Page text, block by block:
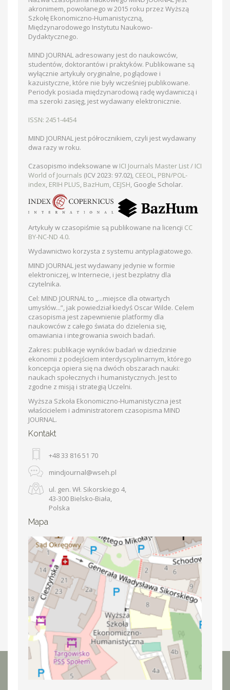
akronimem, powołanego w 2015 roku przez Wyższą
Szkołę Ekonomiczno-Humanistyczną,
Międzynarodowego Instytutu Naukowo-
Dydaktycznego.
MIND JOURNAL adresowany jest do naukowców,
studentów, doktorantów i praktyków. Publikowane są
wyłącznie artykuły oryginalne, poglądowe i
kazuistyczne, które nie były wcześniej publikowane.
Periodyk posiada międzynarodową radę wydawniczą i
ma szeroki zasięg, jest wydawany elektronicznie.
ISSN: 2451-4454
MIND JOURNAL jest półrocznikiem, czyli jest wydawany
dwa razy w roku.
Czasopismo indeksowane w ICI Journals Master List / ICI
World of Journals (ICV 2023: 97.02), CEEOL, PBN/POL-
index, ERIH PLUS, BazHum, CEJSH, Google Scholar.
Artykuły w czasopiśmie są publikowane na licencji CC
BY-NC-ND 4.0.
Wydawnictwo korzysta z systemu antyplagiatowego.
MIND JOURNAL jest wydawany jedynie w formie
elektroniczej, w Internecie, i jest bezpłatny dla
czytelnika.
Cel: MIND JOURNAL to „...miejsce dla otwartych
umysłów...”, jak powiedział kiedyś Oscar Wilde. Celem
czasopisma jest zapewnienie platformy dla
naukowców z całego świata do dzielenia się,
omawiania i integrowania swoich badań.
Zakres: publikacje wyników badań w dziedzinie
ekonomii z podejściem interdyscyplinarnym, którego
koncepcja opiera się na dwóch obszarach nauki:
naukach społecznych i humanistycznych. Jest to
zgodne z misją i strategią Uczelni.
Wyższa Szkoła Ekonomiczno-Humanistyczna jest
właścicielem i administratorem czasopisma MIND
JOURNAL.
Kontakt
+48 33 816 51 70
mindjournal@wseh.pl
ul. gen. Wł. Sikorskiego 4,
43-300 Bielsko-Biała,
Polska
Mapa